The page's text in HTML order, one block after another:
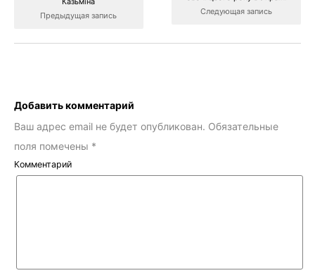
Предыдущая запись
Следующая запись
Добавить комментарий
Ваш адрес email не будет опубликован. Обязательные
поля помечены *
Комментарий